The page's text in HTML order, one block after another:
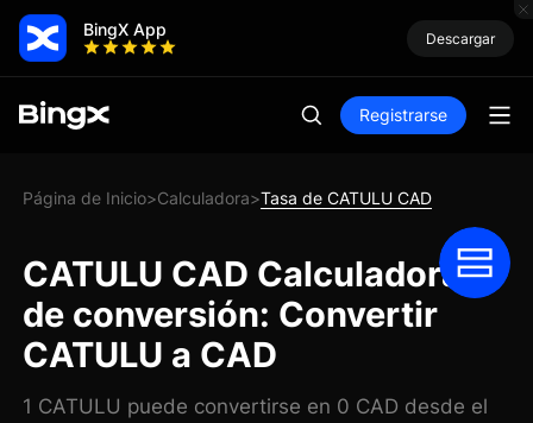
BingX App Descargar
Registrarse
Página de Inicio>Calculadora>Tasa de CATULU CAD
CATULU CAD Calculadora
de conversión: Convertir
CATULU a CAD
1 CATULU puede convertirse en 0 CAD desde el